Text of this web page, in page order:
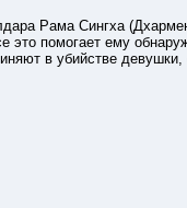
Рама Сингха
это помогает ему
в убийстве девушки,